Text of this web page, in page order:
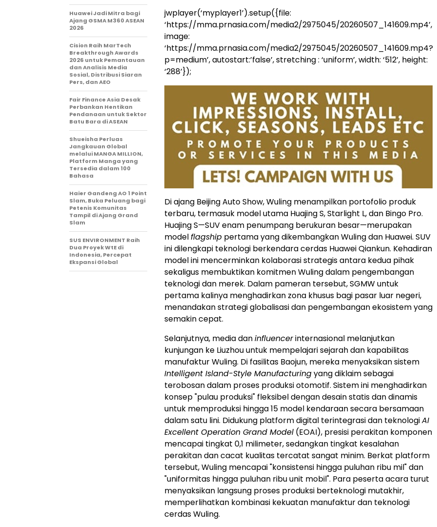
jwplayer(‘myplayer1’).setup({file:
‘https://mma.prnasia.com/media2/2975045/20260507_141609.mp4’,
image:
‘https://mma.prnasia.com/media2/2975045/20260507_141609.mp4?
p=medium’, autostart:’false’, stretching : ‘uniform’, width: ‘512’, height:
‘288’});
Di ajang Beijing Auto Show, Wuling menampilkan portofolio produk
terbaru, termasuk model utama Huajing S, Starlight L, dan Bingo Pro.
Huajing S—SUV enam penumpang berukuran besar—merupakan
modelflagship pertama yang dikembangkan Wuling dan Huawei. SUV
ini dilengkapi teknologi berkendara cerdas Huawei Qiankun. Kehadiran
model ini mencerminkan kolaborasi strategis antara kedua pihak
sekaligus membuktikan komitmen Wuling dalam pengembangan
teknologi dan merek. Dalam pameran tersebut, SGMW untuk
pertama kalinya menghadirkan zona khusus bagi pasar luar negeri,
menandakan strategi globalisasi dan pengembangan ekosistem yang
semakin cepat.
Selanjutnya, media daninfluencerinternasional melanjutkan
kunjungan ke Liuzhou untuk mempelajari sejarah dan kapabilitas
manufaktur Wuling. Di fasilitas Baojun, mereka menyaksikan sistem
Intelligent Island-Style Manufacturingyang diklaim sebagai
terobosan dalam proses produksi otomotif. Sistem ini menghadirkan
konsep "pulau produksi" fleksibel dengan desain statis dan dinamis
untuk memproduksi hingga 15 model kendaraan secara bersamaan
dalam satu lini. Didukung platform digital terintegrasi dan teknologiAI
Excellent Operation Grand Model (EOAI), presisi perakitan komponen
mencapai tingkat 0,1 milimeter, sedangkan tingkat kesalahan
perakitan dan cacat kualitas tercatat sangat minim. Berkat platform
tersebut, Wuling mencapai "konsistensi hingga puluhan ribu mil" dan
"uniformitas hingga puluhan ribu unit mobil". Para peserta acara turut
menyaksikan langsung proses produksi berteknologi mutakhir,
memperlihatkan kombinasi kekuatan manufaktur dan teknologi
cerdas Wuling.
Huawei Jadi Mitra bagi
Ajang GSMA M360 ASEAN
2026
Cision Raih MarTech
Breakthrough Awards
2026 untuk Pemantauan
dan Analisis Media
Sosial, Distribusi Siaran
Pers, dan AEO
Fair Finance Asia Desak
Perbankan Hentikan
Pendanaan untuk Sektor
Batu Bara di ASEAN
Shueisha Perluas
Jangkauan Global
melalui MANGA MILLION,
Platform Manga yang
Tersedia dalam 100
Bahasa
Haier Gandeng AO 1 Point
Slam, Buka Peluang bagi
Petenis Komunitas
Tampil di Ajang Grand
Slam
SUS ENVIRONMENT Raih
Dua Proyek WtE di
Indonesia, Percepat
Ekspansi Global